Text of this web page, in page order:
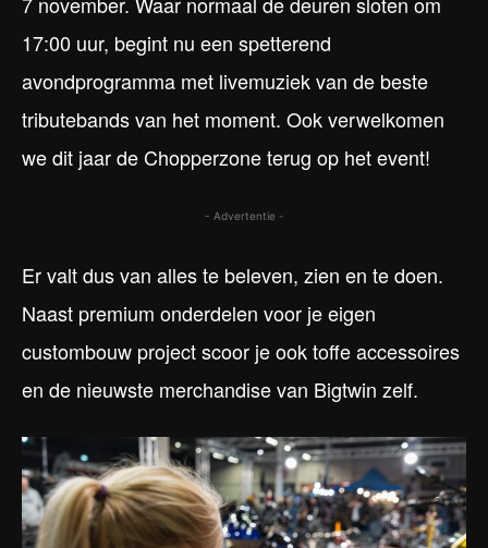
17:00 uur, begint nu een spetterend
avondprogramma met livemuziek van de beste
tributebands van het moment. Ook verwelkomen
we dit jaar de Chopperzone terug op het event!
- Advertentie -
Er valt dus van alles te beleven, zien en te doen.
Naast premium onderdelen voor je eigen
custombouw project scoor je ook toffe accessoires
en de nieuwste merchandise van Bigtwin zelf.